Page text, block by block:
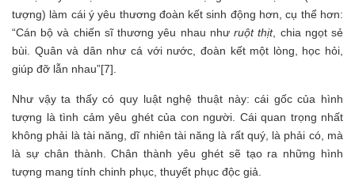
tượng) làm cái ý yêu thương đoàn kết sinh động hơn, cụ thể hơn:
“Cán bộ và chiến sĩ thương yêu nhau nhưruột thịt, chia ngọt sẻ
bùi. Quân và dân như cá với nước, đoàn kết một lòng, học hỏi,
giúp đỡ lẫn nhau”[7].
Như vậy ta thấy có quy luật nghệ thuật này: cái gốc của hình
tượng là tình cảm yêu ghét của con người. Cái quan trọng nhất
không phải là tài năng, dĩ nhiên tài năng là rất quý, là phải có, mà
là sự chân thành. Chân thành yêu ghét sẽ tạo ra những hình
tượng mang tính chinh phục, thuyết phục độc giả.